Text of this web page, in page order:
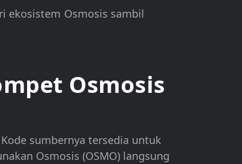
ekosistem Osmosis sambil
Osmosis
sumbernya tersedia untuk
Osmosis (OSMO) langsung